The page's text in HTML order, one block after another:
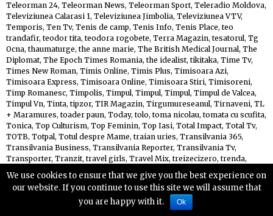
Teleorman 24, Teleorman News, Teleorman Sport, Teleradio Moldova,
Televiziunea Calarasi 1, Televiziunea Jimbolia, Televiziunea VTV,
Temporis, Ten Tv, Tenis de camp, Tenis Info, Tenis Place, teo
trandafir, teodor tita, teodora rogobete, Terra Magazin, tesatorul, Tg
Ocna, thaumaturge, the anne marie, The British Medical Journal, The
Diplomat, The Epoch Times Romania, the idealist, tikitaka, Time Tv,
Times New Roman, Timis Online, Timis Plus, Timisoara Azi,
Timisoara Express, Timisoara Online, Timisoara Stiri, Timisoreni,
Timp Romanesc, Timpolis, Timpul, Timpul, Timpul, Timpul de Valcea,
Timpul Vn, Tinta, tipzor, TIR Magazin, Tirgumureseanul, Tirnaveni, TL
+ Maramures, toader paun, Today, tolo, toma nicolau, tomata cu scufita,
Tonica, Top Culturism, Top Feminin, Top Iasi, Total Impact, Total Tv,
TOTB, Totpal, Totul despre Mame, traian uries, Transilvania 365,
Transilvania Business, Transilvania Reporter, Transilvania Tv,
Transporter, Tranzit, travel girls, Travel Mix, treizecizero, trenda,
trenduri economice
, , Tribuna Economica Trinitas Tv
trip by trip,trolywood,Ttm, tudor chirila, tudor galos,tuk tuk,Tulcea
365,Tulcea Online, turambar,Turatii,Turda Info ,Turda Live,Turda
Turda News,Turism Land,turism market
We use cookies to ensure that we give you the best experience on
our website. If you continue to use this site we will assume that
you are happy with it.
Ok